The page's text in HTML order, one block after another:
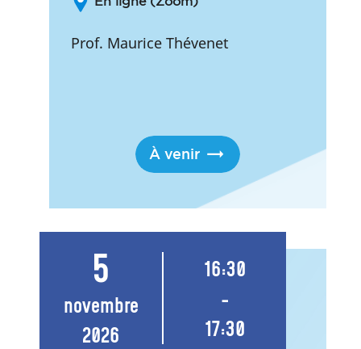
Prof. Maurice Thévenet
À venir
5
novembre
2026
16:30
-
17:30